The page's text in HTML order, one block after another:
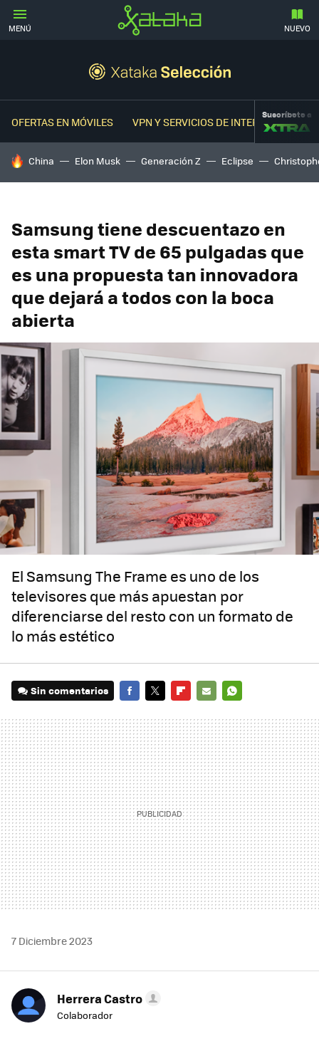
MENÚ NUEVO
OFERTAS EN MÓVILES VPN Y SERVICIOS DE INTERNETSuscríbete a
HOY SE HABLA DE
China Elon Musk Generación Z Eclipse
Samsung tiene descuentazo en
esta smart TV de 65 pulgadas que
es una propuesta tan innovadora
que dejará a todos con la boca
abierta
El Samsung The Frame es uno de los
televisores que más apuestan por
diferenciarse del resto con un formato de
lo más estético
Sin comentarios
MAIL
7 Diciembre 2023
Herrera Castro
Colaborador